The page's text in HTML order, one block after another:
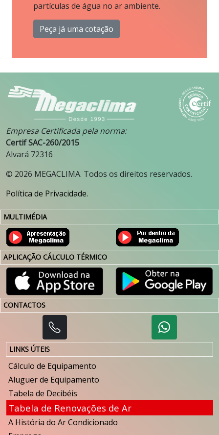
partículas de água no ar ambiente.
Peça já uma cotação
Empresa Certificada pela norma:
Certif SAC-260/2015
Alvará 72316
© 2026 MEGACLIMA. Todos os direitos reservados.
Política de Privacidade.
MULTIMÉDIA
APLICAÇÃO CÁLCULO TÉRMICO
CONTACTOS
LINKS ÚTEIS
Cálculo de Equipamento
Aluguer de Equipamento
Tabela de Decibéis
Tabela de Renovações de Ar
A História do Ar Condicionado